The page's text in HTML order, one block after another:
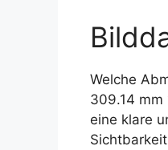
Welche
309.14
eine klare